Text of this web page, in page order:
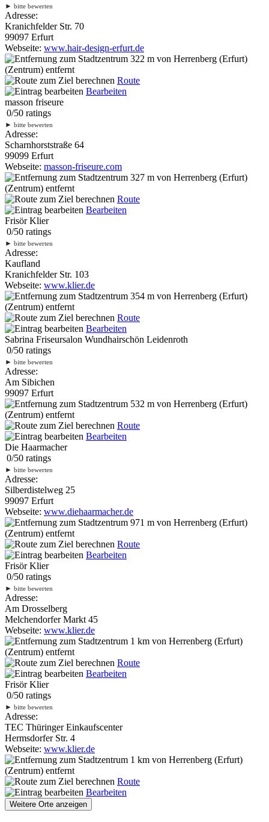
► bitte bewerten
Adresse:
Kranichfelder Str. 70
99097 Erfurt
Webseite: www.hair-design-erfurt.de
322 m von Herrenberg (Erfurt)
(Zentrum) entfernt
Route
Bearbeiten
masson friseure
0/50 ratings
► bitte bewerten
Adresse:
Scharnhorststraße 64
99099 Erfurt
Webseite: masson-friseure.com
327 m von Herrenberg (Erfurt)
(Zentrum) entfernt
Route
Bearbeiten
Frisör Klier
0/50 ratings
► bitte bewerten
Adresse:
Kaufland
Kranichfelder Str. 103
Webseite: www.klier.de
354 m von Herrenberg (Erfurt)
(Zentrum) entfernt
Route
Bearbeiten
Sabrina Friseursalon Wundhairschön Leidenroth
0/50 ratings
► bitte bewerten
Adresse:
Am Sibichen
99097 Erfurt
532 m von Herrenberg (Erfurt)
(Zentrum) entfernt
Route
Bearbeiten
Die Haarmacher
0/50 ratings
► bitte bewerten
Adresse:
Silberdistelweg 25
99097 Erfurt
Webseite: www.diehaarmacher.de
971 m von Herrenberg (Erfurt)
(Zentrum) entfernt
Route
Bearbeiten
Frisör Klier
0/50 ratings
► bitte bewerten
Adresse:
Am Drosselberg
Melchendorfer Markt 45
Webseite: www.klier.de
1 km von Herrenberg (Erfurt)
(Zentrum) entfernt
Route
Bearbeiten
Frisör Klier
0/50 ratings
► bitte bewerten
Adresse:
TEC Thüringer Einkaufscenter
Hermsdorfer Str. 4
Webseite: www.klier.de
1 km von Herrenberg (Erfurt)
(Zentrum) entfernt
Route
Bearbeiten
Weitere Orte anzeigen